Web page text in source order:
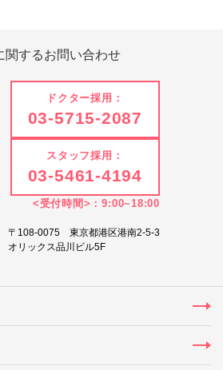
関するお問い合わせ
ドクター採用：
03-5715-2087
スタッフ採用：
03-5461-4194
<受付時間>：9:00~18:00
〒108-0075 東京都港区港南2-5-3
オリックス品川ビル5F